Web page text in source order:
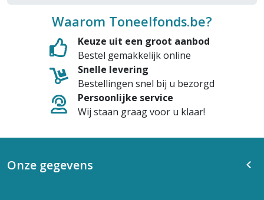
Waarom Toneelfonds.be?
Keuze uit een groot aanbod
Bestel gemakkelijk online
Snelle levering
Bestellingen snel bij u bezorgd
Persoonlijke service
Wij staan graag voor u klaar!
Onze gegevens